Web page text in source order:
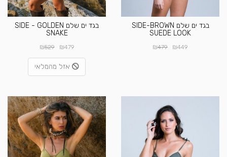
בגד ים שלם SIDE-BROWN
SUEDE LOOK
₪449
₪479
בגד ים שלם SIDE - GOLDEN
SNAKE
₪479
₪529
אזל מהמלאי